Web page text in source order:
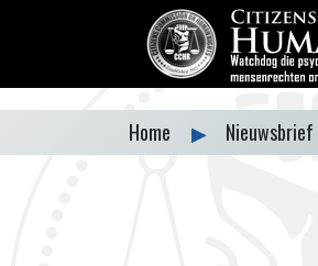
Home ▶ Nieuwsbrief